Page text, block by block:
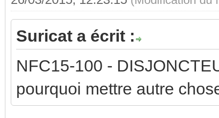
Suricat a écrit :
NFC15-100 -
pourquoi mettre autre